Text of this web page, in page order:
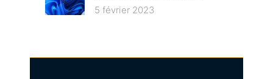
5 février 2023